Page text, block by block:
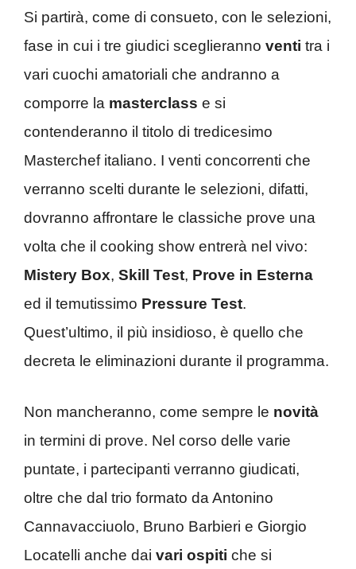
Si partirà, come di consueto, con le selezioni,
fase in cui i tre giudici sceglieranno venti tra i
vari cuochi amatoriali che andranno a
comporre la masterclass e si
contenderanno il titolo di tredicesimo
Masterchef italiano. I venti concorrenti che
verranno scelti durante le selezioni, difatti,
dovranno affrontare le classiche prove una
volta che il cooking show entrerà nel vivo:
Mistery Box, Skill Test, Prove in Esterna
ed il temutissimo Pressure Test.
Quest’ultimo, il più insidioso, è quello che
decreta le eliminazioni durante il programma.
Non mancheranno, come sempre le novità
in termini di prove. Nel corso delle varie
puntate, i partecipanti verranno giudicati,
oltre che dal trio formato da Antonino
Cannavacciuolo, Bruno Barbieri e Giorgio
Locatelli anche dai vari ospiti che si